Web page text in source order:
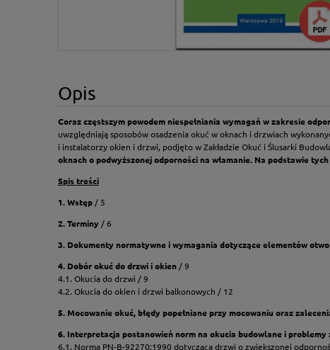
Opis
Coraz częstszym powodem niespełniania wymagań w zakresie
uwzględniają sposobów osadzenia okuć w oknach i drzwiach
i instalatorzy okien i drzwi, podjęto w Zakładzie Okuć i Ślusarki
oknach o podwyższonej odporności na włamanie. Na podstawie
Spis treści
1. Wstęp / 5
2. Terminy / 6
3. Dokumenty normatywne i wymagania dotyczące elementów
4. Dobór okuć do drzwi i okien / 9
4.1. Okucia do drzwi / 9
4.2. Okucia do okien i drzwi balkonowych / 12
5. Mocowanie okuć, błędy popełniane przy mocowaniu oraz
6. Interpretacja postanowień norm na okucia budowlane i problemy
6.1. Norma PN-B-92270:1990 dotycząca drzwi o zwiększonej